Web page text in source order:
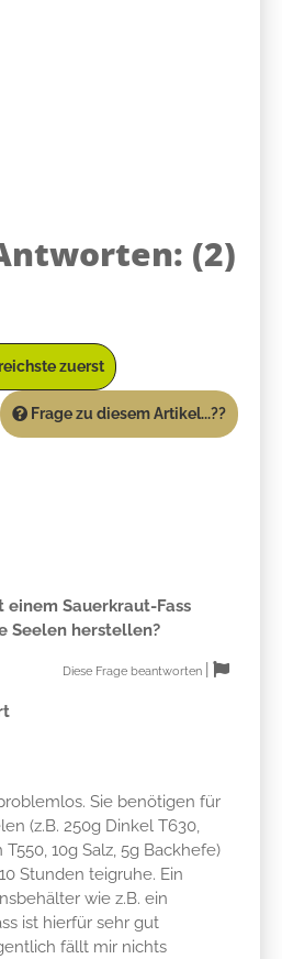
(2)
zuerst
Frage zu diesem Artikel...??
einem Sauerkraut-Fass
Seelen herstellen?
Diese Frage beantworten
Sie benötigen für
(z.B. 250g Dinkel T630,
T550, 10g Salz, 5g Backhefe)
Stunden teigruhe. Ein
wie z.B. ein
ist hierfür sehr gut
fällt mir nichts